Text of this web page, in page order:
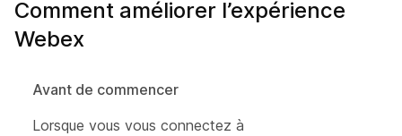
Comment améliorer l’expérience
Webex
Avant de commencer
Lorsque vous vous connectez à